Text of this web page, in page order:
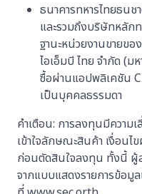
ธนาคารทหารไทยธน
และรวมถึงบริษัทหลัก
ฐานะหน่วยงานขายขอ
ไอเอ็มบี ไทย จำกัด (
ซื้อผ่านแอปพลิเคชัน
เป็นบุคคลธรรมดา
คำเตือน: การลงทุนมีความ
เข้าใจลักษณะสินค้า เงื่อนไ
ก่อนตัดสินใจลงทุน ทั้งนี้ ผู้
จากแบบแสดงรายการข้อมู